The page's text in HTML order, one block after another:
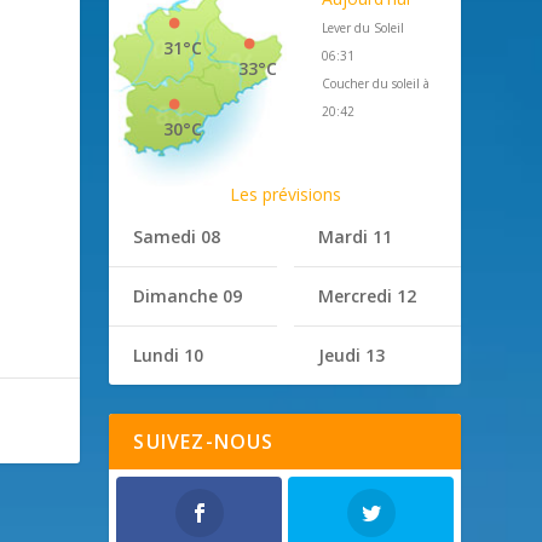
33°C
31°C
30°C
Lever du Soleil
06:31
Coucher du soleil à
20:42
Les prévisions
Samedi 08
Dimanche 09
Lundi 10
Mardi 11
Mercredi 12
Jeudi 13
SUIVEZ-NOUS